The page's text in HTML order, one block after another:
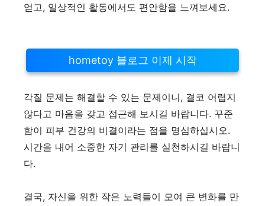
얻고, 일상적인 활동에서도 편안함을 느껴보세요.
hometoy 블로그 이제 시작
각질 문제는 해결할 수 있는 문제이니, 결코 어렵지
않다고 마음을 갖고 접근해 보시길 바랍니다. 꾸준
함이 피부 건강의 비결이라는 점을 명심하십시오.
시간을 내어 소중한 자기 관리를 실천하시길 바랍니
다.
결국, 자신을 위한 작은 노력들이 모여 큰 변화를 만